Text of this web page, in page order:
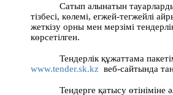
Сатып алынатын
тізбесі, көлемі, егжей-тегжейлі
жеткізу орны мен мерзімі
көрсетілген.
Тендерлік құжаттама
www.tender.sk.kz веб-сайтында
Тендерге қатысу өтініміне